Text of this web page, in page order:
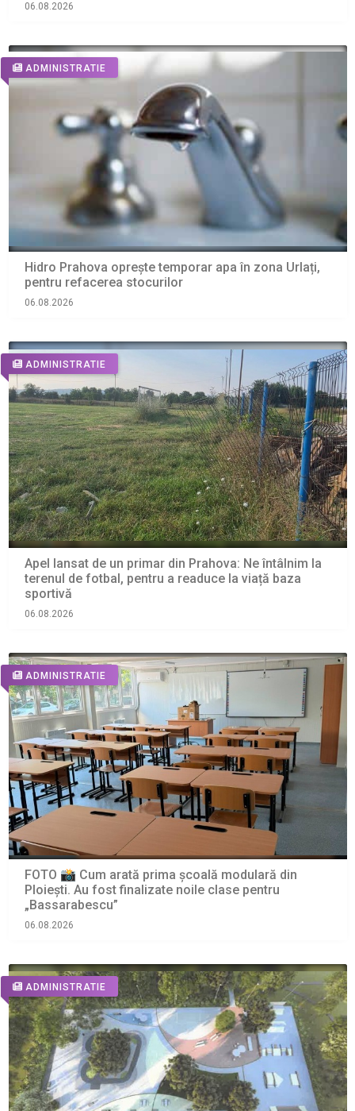
06.08.2026
ADMINISTRATIE
Hidro Prahova oprește temporar apa în zona Urlați,
pentru refacerea stocurilor
06.08.2026
ADMINISTRATIE
Apel lansat de un primar din Prahova: Ne întâlnim la
terenul de fotbal, pentru a readuce la viață baza
sportivă
06.08.2026
ADMINISTRATIE
FOTO 📸 Cum arată prima școală modulară din
Ploiești. Au fost finalizate noile clase pentru
„Bassarabescu”
06.08.2026
ADMINISTRATIE